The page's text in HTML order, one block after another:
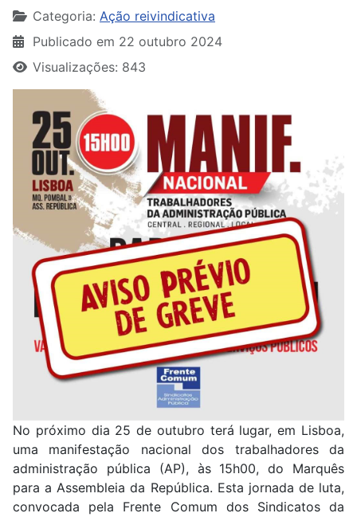
Categoria: Ação reivindicativa
Publicado em 22 outubro 2024
Visualizações: 843
No próximo dia 25 de outubro terá lugar, em Lisboa,
uma manifestação nacional dos trabalhadores da
administração pública (AP), às 15h00, do Marquês
para a Assembleia da República. Esta jornada de luta,
convocada pela Frente Comum dos Sindicatos da